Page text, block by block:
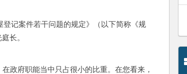
记案件若干问题的规定》（以下简称《规
长。
政府职能当中只占很小的比重。在您看来，